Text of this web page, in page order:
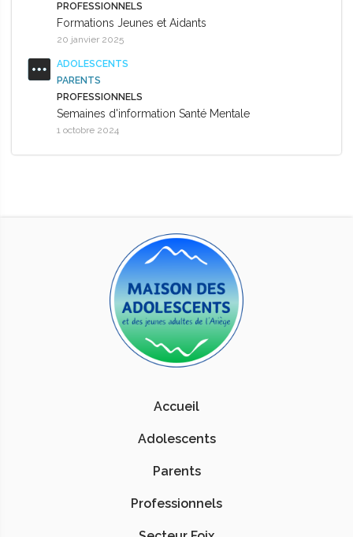
PROFESSIONNELS
Formations Jeunes et Aidants
20 janvier 2025
ADOLESCENTS
PARENTS
PROFESSIONNELS
Semaines d'information Santé Mentale
1 octobre 2024
Accueil
Adolescents
Parents
Professionnels